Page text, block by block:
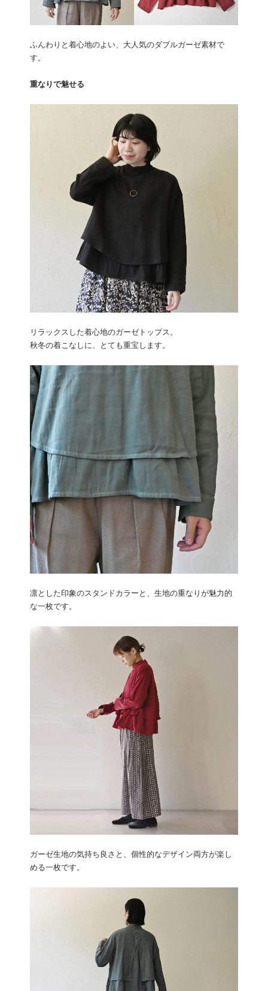
ふんわりと着心地のよい、大人気のダブルガーゼ素材で
す。
重なりで魅せる
リラックスした着心地のガーゼトップス。
秋冬の着こなしに、とても重宝します。
凛とした印象のスタンドカラーと、生地の重なりが魅力的
な一枚です。
ガーゼ生地の気持ち良さと、個性的なデザイン両方が楽し
める一枚です。